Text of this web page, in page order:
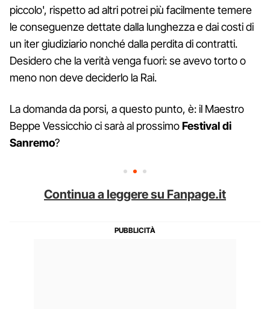
piccolo', rispetto ad altri potrei più facilmente temere
le conseguenze dettate dalla lunghezza e dai costi di
un iter giudiziario nonché dalla perdita di contratti.
Desidero che la verità venga fuori: se avevo torto o
meno non deve deciderlo la Rai.
La domanda da porsi, a questo punto, è: il Maestro
Beppe Vessicchio ci sarà al prossimoFestival di
Sanremo?
Continua a leggere su Fanpage.it